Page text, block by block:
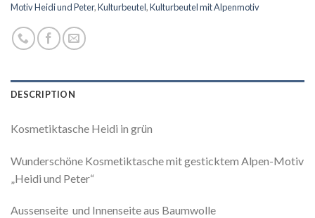
Motiv Heidi und Peter,Kulturbeutel,Kulturbeutel mit Alpenmotiv
DESCRIPTION
Kosmetiktasche Heidi in grün
Wunderschöne Kosmetiktasche mit gesticktem Alpen-Motiv
„Heidi und Peter“
Aussenseite und Innenseite aus Baumwolle